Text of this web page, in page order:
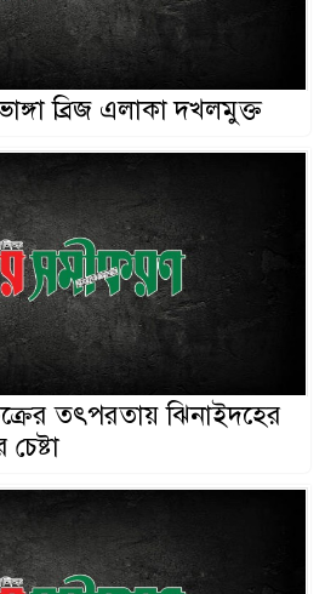
ব্রিজ এলাকা দখলমুক্ত
তৎপরতায় ঝিনাইদহের